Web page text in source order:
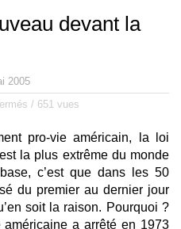
devant la
2005
/ 651 vues
pro-vie américain, la loi
la plus extrême du monde
c’est que dans les 50
du premier au dernier jour
soit la raison. Pourquoi ?
a arrêté en 1973